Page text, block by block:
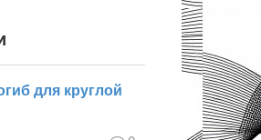
для круглой